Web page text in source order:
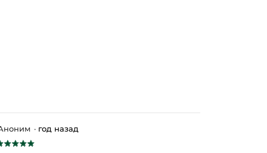
· год назад